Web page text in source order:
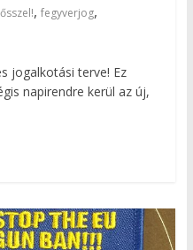
, fegyverjog,
jogalkotási terve! Ez
napirendre kerül az új,